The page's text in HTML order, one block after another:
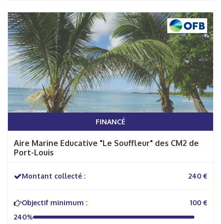
FINANCÉ
Aire Marine Educative "Le Souffleur" des CM2 de
Port-Louis
Montant collecté : 240 €
Objectif minimum :
100 €
240%